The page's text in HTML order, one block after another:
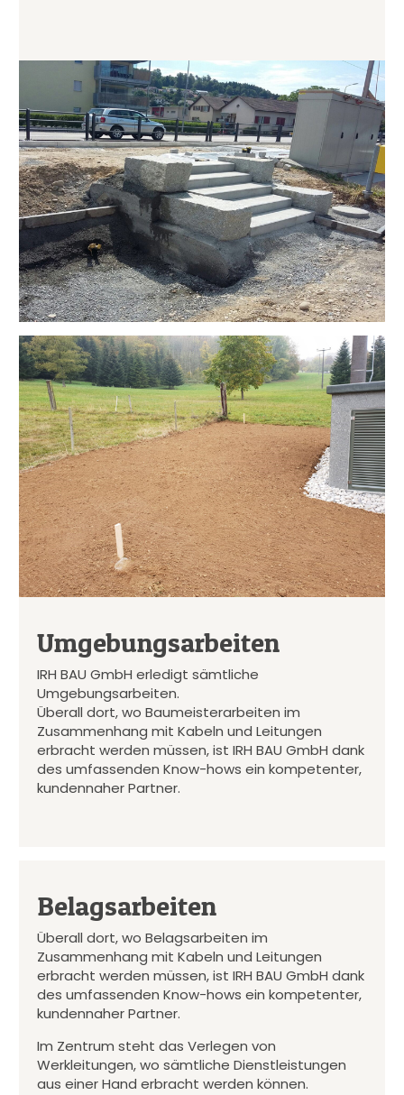
Umgebungsarbeiten
IRH BAU GmbH erledigt sämtliche
Umgebungsarbeiten.
Überall dort, wo Baumeisterarbeiten im
Zusammenhang mit Kabeln und Leitungen
erbracht werden müssen, ist IRH BAU GmbH dank
des umfassenden Know-hows ein kompetenter,
kundennaher Partner.
Belagsarbeiten
Überall dort, wo Belagsarbeiten im
Zusammenhang mit Kabeln und Leitungen
erbracht werden müssen, ist IRH BAU GmbH dank
des umfassenden Know-hows ein kompetenter,
kundennaher Partner.
Im Zentrum steht das Verlegen von
Werkleitungen, wo sämtliche Dienstleistungen
aus einer Hand erbracht werden können.